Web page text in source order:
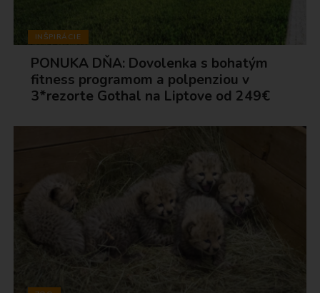
INŠPIRÁCIE
PONUKA DŇA: Dovolenka s bohatým
fitness programom a polpenziou v
3*rezorte Gothal na Liptove od 249€